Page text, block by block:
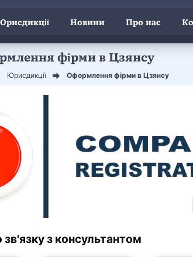
Новини Про нас
фірми в Цзянсу
Юрисдикції Оформлення фірми в Цзянсу
з консультантом